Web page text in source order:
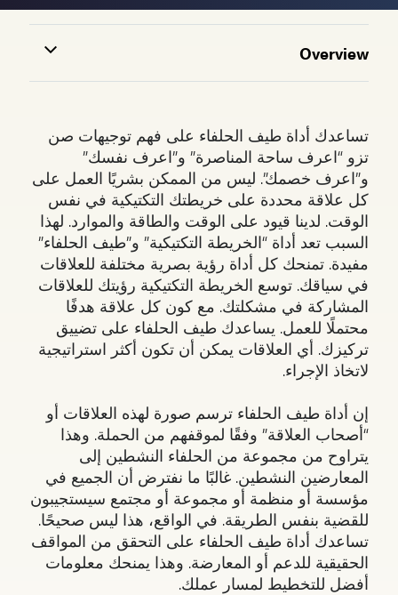
Overview
تساعدك أداة طيف الحلفاء على فهم توجيهات صن
تزو “اعرف ساحة المناصرة” و”اعرف نفسك”
و”اعرف خصمك”. ليس من الممكن بشريًا العمل على
كل علاقة محددة على خريطتك التكتيكية في نفس
الوقت. لدينا قيود على الوقت والطاقة والموارد. لهذا
السبب تعد أداة “الخريطة التكتيكية” و”طيف الحلفاء”
مفيدة. تمنحك كل أداة رؤية بصرية مختلفة للعلاقات
في سياقك. توسع الخريطة التكتيكية رؤيتك للعلاقات
المشاركة في مشكلتك. مع كون كل علاقة هدفًا
محتملًا للعمل. يساعدك طيف الحلفاء على تضييق
تركيزك. أي العلاقات يمكن أن تكون أكثر استراتيجية
لاتخاذ الإجراء.
إن أداة طيف الحلفاء ترسم صورة لهذه العلاقات أو
“أصحاب العلاقة” وفقًا لموقفهم من الحملة. وهذا
يتراوح من مجموعة من الحلفاء النشطين إلى
المعارضين النشطين. غالبًا ما نفترض أن الجميع في
مؤسسة أو منظمة أو مجموعة أو مجتمع سيستجيبون
للقضية بنفس الطريقة. في الواقع، هذا ليس صحيحًا.
تساعدك أداة طيف الحلفاء على التحقق من المواقف
الحقيقية للدعم أو المعارضة. وهذا يمنحك معلومات
أفضل للتخطيط لمسار عملك.